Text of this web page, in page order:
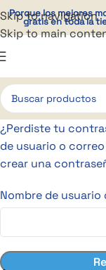
Skip to navigation
Skip to main
Porque los mejores
gratis en toda la
¿Perdiste tu
de usuario o
crear una
Nombre de